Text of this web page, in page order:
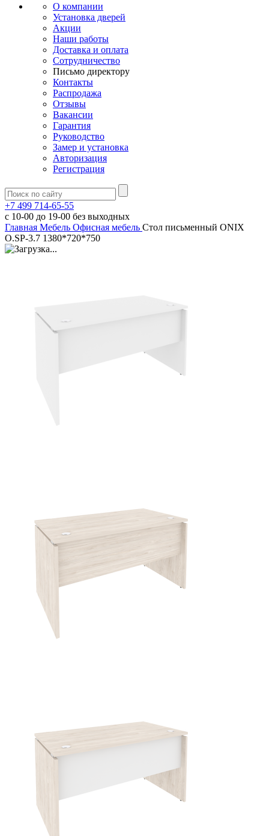
О компании
Установка дверей
Акции
Наши работы
Доставка и оплата
Сотрудничество
Письмо директору
Контакты
Распродажа
Отзывы
Вакансии
Гарантия
Руководство
Замер и установка
Авторизация
Регистрация
+7 499 714-65-55
с 10-00 до 19-00 без выходных
Главная Мебель Офисная мебель Стол письменный ONIX
O.SP-3.7 1380*720*750